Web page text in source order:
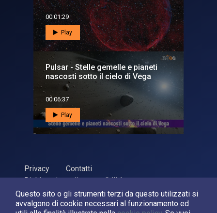
Questo sito o gli strumenti terzi da questo utilizzati si
avvalgono di cookie necessari al funzionamento ed
00:01:29
Play
Pulsar - Stelle gemelle e pianeti
nascosti sotto il cielo di Vega
00:06:37
Play
Privacy
Contatti
Dichiarazione di accessibilità
ASI Agenzia Spaziale Italiana, 2026. P.Iva 03638121008